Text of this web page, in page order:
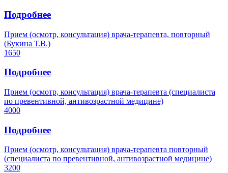
Подробнее
Прием (осмотр, консультация) врача-терапевта, повторный
(Букина Т.В.)
1650
Подробнее
Прием (осмотр, консультация) врача-терапевта (специалиста
по превентивной, антивозрастной медицине)
4000
Подробнее
Прием (осмотр, консультация) врача-терапевта повторный
(специалиста по превентивной, антивозрастной медицине)
3200